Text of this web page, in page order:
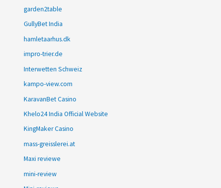
garden2table
GullyBet India
hamletaarhus.dk
impro-trier.de
Interwetten Schweiz
kampo-view.com
KaravanBet Casino
Khelo24 India Official Website
KingMaker Casino
mass-greisslerei.at
Maxi reviewe
mini-review